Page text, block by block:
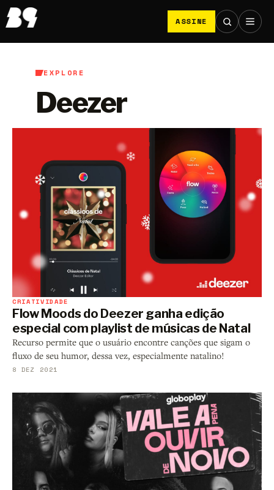
ASSINE
EXPLORE
Deezer
CRIATIVIDADE
Flow Moods do Deezer ganha edição
especial com playlist de músicas de Natal
Recurso permite que o usuário encontre canções que sigam o
fluxo de seu humor, dessa vez, especialmente natalino!
8 DEZ 2021